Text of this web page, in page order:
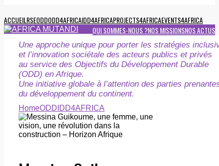
ACCUEILRSEODDODD4AFRICAIDD4AFRICAPROJECTS4AFRICAEVENTS4AFRICA
NOS ACTUS
NOS MISSIONS
QUI SOMMES-NOUS ?
Une approche unique pour porter les stratégies
et l’innovation sociétale des acteurs publics et privés
au service des Objectifs du Développement Durable
(ODD) en Afrique.
Une initiative globale à l’attention des parties
du développement du continent.
HomeODD IDD4AFRICA